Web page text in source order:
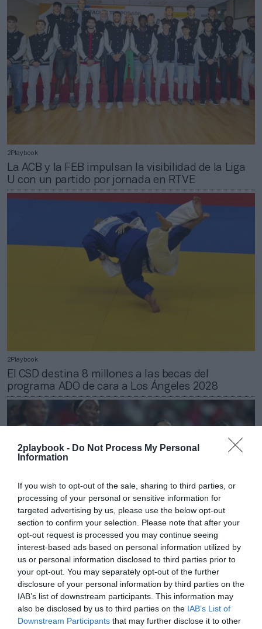
2playbook - Do Not Process My Personal
Information
If you wish to opt-out of the sale, sharing to third parties, or
processing of your personal or sensitive information for
targeted advertising by us, please use the below opt-out
section to confirm your selection. Please note that after your
opt-out request is processed you may continue seeing
interest-based ads based on personal information utilized by
us or personal information disclosed to third parties prior to
your opt-out. You may separately opt-out of the further
disclosure of your personal information by third parties on the
IAB’s list of downstream participants. This information may
also be disclosed by us to third parties on the IAB’s List of
Downstream Participants that may further disclose it to other
2Playbook
La ACB y la FEB impulsan la visibilidad de la Liga
U con un partido por jornada en RTVE
2Playbook
El CSD destina 8 millones a las becas del
programa ADO de cara a Los Ángeles 2028
Anuncios en La 1 e impresiones en RTVE Play: el
plan de ADO para sumar marcas para Los Ángeles
2028